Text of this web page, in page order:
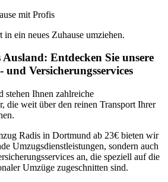
mit Profis
ein neues Zuhause umziehen.
Entdecken Sie unsere
und Versicherungsservices
stehen Ihnen zahlreiche
die weit über den reinen Transport Ihrer
Radis in Dortmund ab 23€ bieten wir
Umzugsdienstleistungen, sondern auch
an, die speziell auf die
Umzüge zugeschnitten sind.